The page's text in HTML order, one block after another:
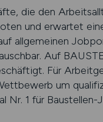
die den
und erwartet
allgemeinen
Auf
Für
um
Nr. 1 für Baustellen-